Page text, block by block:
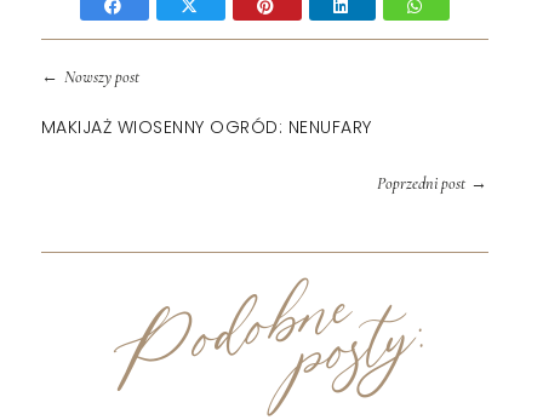
← Nowszy post
MAKIJAŻ WIOSENNY OGRÓD: NENUFARY
Poprzedni post→